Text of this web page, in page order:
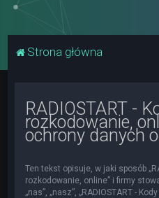
Strona główna
RADIOSTART -
rozkodowanie,
ochrony danych
Ten tekst opisuje, w jaki sposób
rozkodowanie, online” i firmy
„nas”, „nasz”, „RADIOSTART -